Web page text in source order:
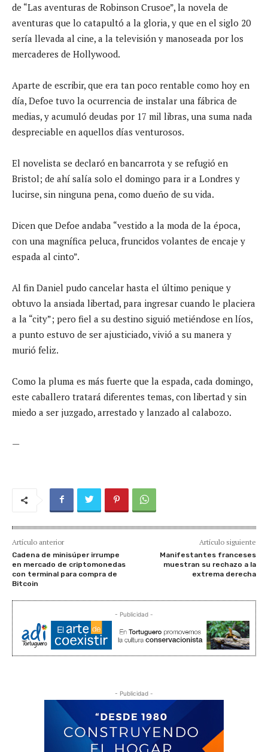
de “Las aventuras de Robinson Crusoe”, la novela de
aventuras que lo catapultó a la gloria, y que en el siglo 20
sería llevada al cine, a la televisión y manoseada por los
mercaderes de Hollywood.
Aparte de escribir, que era tan poco rentable como hoy en
día, Defoe tuvo la ocurrencia de instalar una fábrica de
medias, y acumuló deudas por 17 mil libras, una suma nada
despreciable en aquellos días venturosos.
El novelista se declaró en bancarrota y se refugió en
Bristol; de ahí salía solo el domingo para ir a Londres y
lucirse, sin ninguna pena, como dueño de su vida.
Dicen que Defoe andaba “vestido a la moda de la época,
con una magnífica peluca, fruncidos volantes de encaje y
espada al cinto”.
Al fin Daniel pudo cancelar hasta el último penique y
obtuvo la ansiada libertad, para ingresar cuando le placiera
a la “city”; pero fiel a su destino siguió metiéndose en líos,
a punto estuvo de ser ajusticiado, vivió a su manera y
murió feliz.
Como la pluma es más fuerte que la espada, cada domingo,
este caballero tratará diferentes temas, con libertad y sin
miedo a ser juzgado, arrestado y lanzado al calabozo.
—
Artículo anterior
Cadena de minisúper irrumpe
en mercado de criptomonedas
con terminal para compra de
Bitcoin
Artículo siguiente
Manifestantes franceses
muestran su rechazo a la
extrema derecha
- Publicidad -
- Publicidad -